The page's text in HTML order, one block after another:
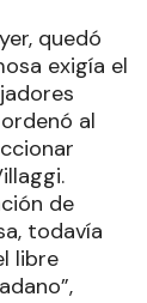
quedó
exigía el
al
de
todavía
libre